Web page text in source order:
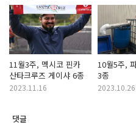
11월3주, 멕시코 핀카
산타크루즈 게이샤 6종
2023.11.16
10월5주,
3종
2023.10.26
댓글